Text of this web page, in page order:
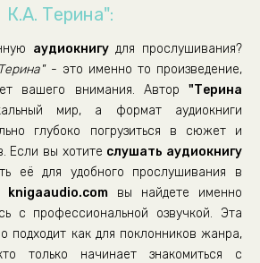
К.А. Терина":
аудиокнигудля прослушивания?
- это именно то произведение,
вашего внимания. Автор "Терина
мир, а формат аудиокниги
глубоко погрузиться в сюжет и
Если вы хотите слушать аудиокнигу
её для удобного прослушивания в
knigaaudio.com вы найдете именно
с профессиональной озвучкой. Эта
подходит как для поклонников жанра,
только начинает знакомиться с